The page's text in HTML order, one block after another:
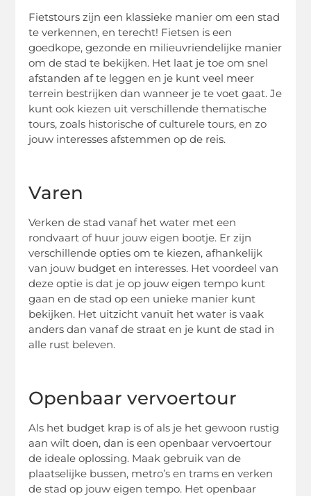
Fietstours zijn een klassieke manier om een stad
te verkennen, en terecht! Fietsen is een
goedkope, gezonde en milieuvriendelijke manier
om de stad te bekijken. Het laat je toe om snel
afstanden af te leggen en je kunt veel meer
terrein bestrijken dan wanneer je te voet gaat. Je
kunt ook kiezen uit verschillende thematische
tours, zoals historische of culturele tours, en zo
jouw interesses afstemmen op de reis.
Varen
Verken de stad vanaf het water met een
rondvaart of huur jouw eigen bootje. Er zijn
verschillende opties om te kiezen, afhankelijk
van jouw budget en interesses. Het voordeel van
deze optie is dat je op jouw eigen tempo kunt
gaan en de stad op een unieke manier kunt
bekijken. Het uitzicht vanuit het water is vaak
anders dan vanaf de straat en je kunt de stad in
alle rust beleven.
Openbaar vervoertour
Als het budget krap is of als je het gewoon rustig
aan wilt doen, dan is een openbaar vervoertour
de ideale oplossing. Maak gebruik van de
plaatselijke bussen, metro’s en trams en verken
de stad op jouw eigen tempo. Het openbaar